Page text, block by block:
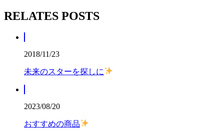
RELATES POSTS
2018/11/23
未来のスターを探しに
2023/08/20
おすすめの商品